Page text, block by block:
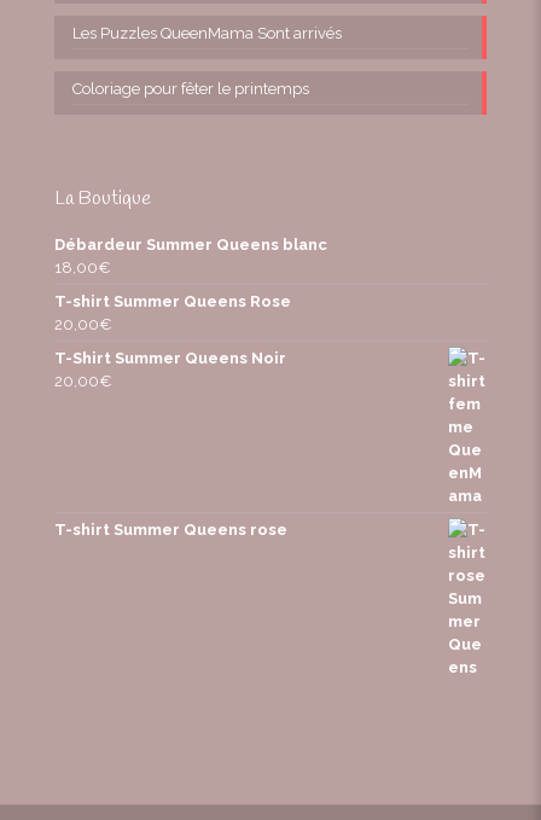
Les Puzzles QueenMama Sont arrivés
Coloriage pour fêter le printemps
La Boutique
Débardeur Summer Queens blanc
18,00€
T-shirt Summer Queens Rose
20,00€
T-Shirt Summer Queens Noir
20,00€
T-shirt Summer Queens rose